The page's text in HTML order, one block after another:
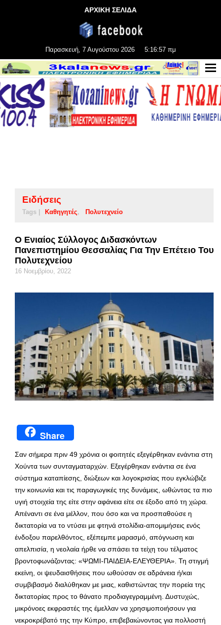
ΑΡΧΙΚΗ ΣΕΛΙΔΑ
Παρασκευή, 7 Αυγούστου 2026 5:16:57 πμ
Ειδήσεις
Tags | Καθηγητές Πολυτεχνείο
Ο Ενιαίος Σύλλογος Διδασκόντων
Πανεπιστημίου Θεσσαλίας Για Την Επέτειο Του
Πολυτεχνείου
16 Νοεμβρίου, 2022
Share
Σαν σήμερα πριν 49 χρόνια οι φοιτητές εξεγέρθηκαν ενάντια στη
Χούντα των συνταγματαρχών. Εξεγέρθηκαν ενάντια σε ένα
σύστημα καταπίεσης, διώξεων και λογοκρισίας που εγκλώβιζε
την κοινωνία και τις παραγωγικές της δυνάμεις, ωθώντας τα πιο
υγιή στοιχεία της είτε στην αφάνεια είτε σε έξοδο από τη χώρα.
Απέναντι σε ένα μέλλον, που όσο και να προσπαθούσε η
δικτατορία να το ντύσει με φτηνά στολίδια-απομιμήσεις ενός
ένδοξου παρελθόντος, εξέπεμπε μαρασμό, απόγνωση και
απελπισία, η νεολαία ήρθε να σπάσει τα τείχη του τέλματος
βροντοφωνάζοντας: «ΨΩΜΙ-ΠΑΙΔΕΙΑ-ΕΛΕΥΘΕΡΙΑ». Τη στιγμή
εκείνη, οι ψευδαισθήσεις που ωθούσαν σε αδράνεια ή/και
συμβιβασμό διαλύθηκαν με μιας, καθιστώντας την πορεία της
δικτατορίας προς το θάνατο προδιαγεγραμμένη. Δυστυχώς,
μικρόνοες εκφραστές της έμελλαν να χρησιμοποιήσουν για
νεκροκρέβατό της την Κύπρο, επιβεβαιώνοντας για πολλοστή